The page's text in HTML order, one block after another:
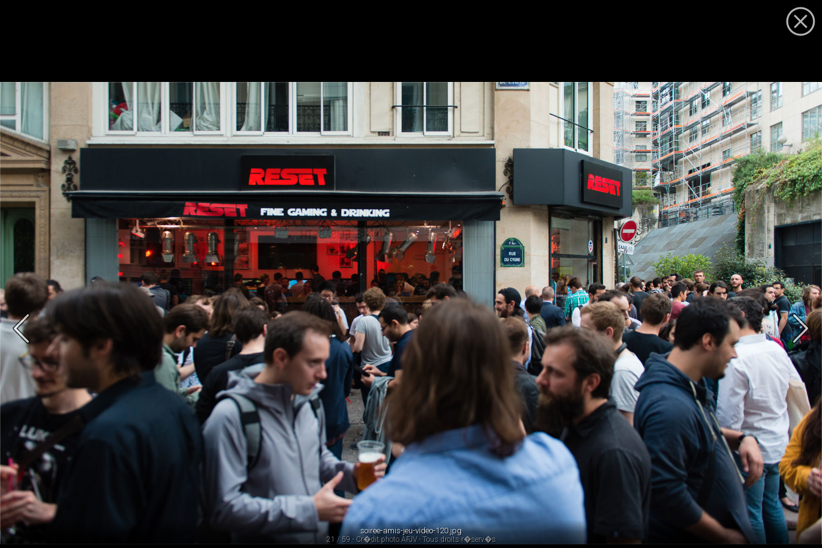
soiree-amis-jeu-video-120.jpg
21 / 59 - Cr�dit photo AFJV - Tous droits r�serv�s